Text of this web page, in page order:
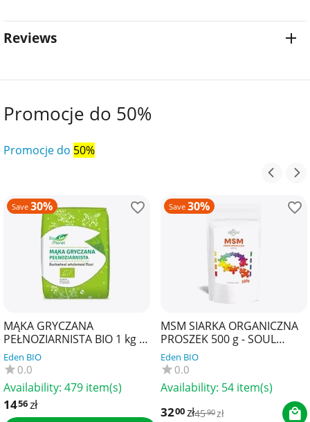
Reviews
Promocje do 50%
Promocje do 50%
Save 30%
MĄKA GRYCZANA
PEŁNOZIARNISTA BIO 1 kg -
BIO PLANET
Eden BIO
0.0
Availability: 479 item(s)
1456zł
Save 30%
MSM SIARKA ORGANICZNA
PROSZEK 500 g - SOUL
FARM
Eden BIO
0.0
Availability: 54 item(s)
3200zł4590zł